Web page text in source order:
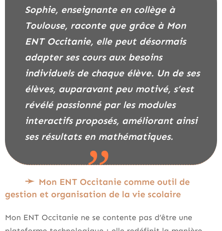
Sophie, enseignante en collège à
Toulouse, raconte que grâce à Mon
ENT Occitanie, elle peut désormais
adapter ses cours aux besoins
individuels de chaque élève. Un de ses
élèves, auparavant peu motivé, s’est
révélé passionné par les modules
interactifs proposés, améliorant ainsi
ses résultats en mathématiques.
Mon ENT Occitanie comme outil de
gestion et organisation de la vie scolaire
Mon ENT Occitanie ne se contente pas d’être une